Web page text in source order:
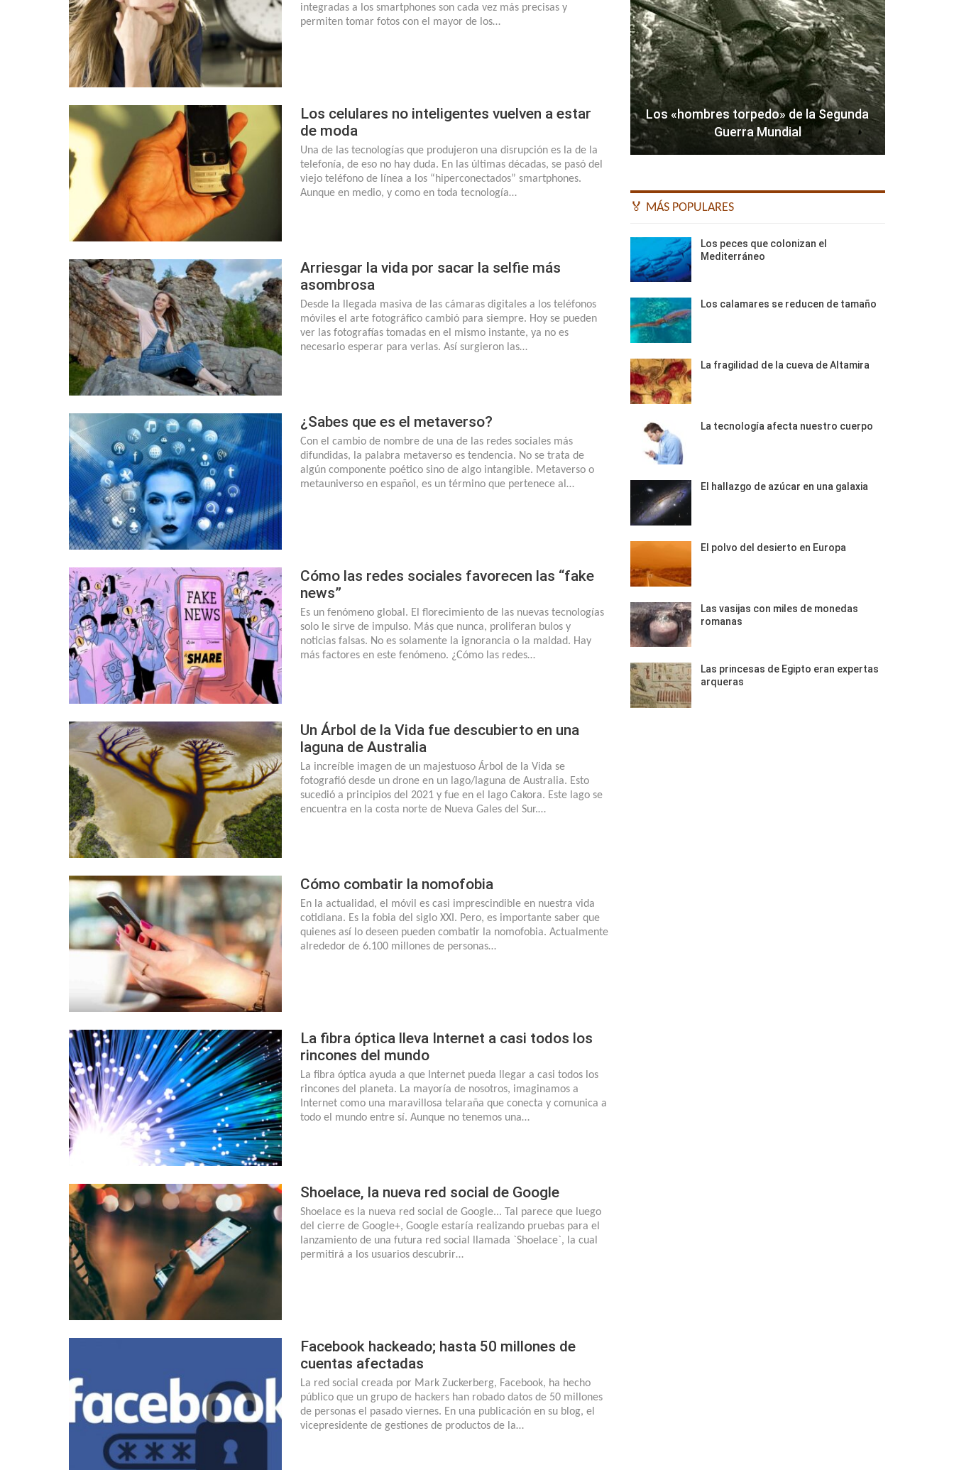
integradas a los smartphones son cada vez más precisas y
permiten tomar fotos con el mayor de los…
Los celulares no inteligentes vuelven a estar
de moda
Una de las tecnologías que produjeron una disrupción es la de la
telefonía, de eso no hay duda. En las últimas décadas, se pasó del
viejo teléfono de línea a los “hiperconectados” smartphones.
Aunque en medio, y como en toda tecnología…
Arriesgar la vida por sacar la selfie más
asombrosa
Desde la llegada masiva de las cámaras digitales a los teléfonos
móviles el arte fotográfico cambió para siempre. Hoy se pueden
ver las fotografías tomadas en el mismo instante, ya no es
necesario esperar para verlas. Así surgieron las…
¿Sabes que es el metaverso?
Con el cambio de nombre de una de las redes sociales más
difundidas, la palabra metaverso es tendencia. No se trata de
algún componente poético sino de algo intangible. Metaverso o
metauniverso en español, es un término que pertenece al…
Cómo las redes sociales favorecen las “fake
news”
Es un fenómeno global. El florecimiento de las nuevas tecnologías
solo le sirve de impulso. Más que nunca, proliferan bulos y
noticias falsas. No es solamente la ignorancia o la maldad. Hay
más factores en este fenómeno. ¿Cómo las redes…
Un Árbol de la Vida fue descubierto en una
laguna de Australia
La increíble imagen de un majestuoso Árbol de la Vida se
fotografió desde un drone en un lago/laguna de Australia. Esto
sucedió a principios del 2021 y fue en el lago Cakora. Este lago se
encuentra en la costa norte de Nueva Gales del Sur.…
Cómo combatir la nomofobia
En la actualidad, el móvil es casi imprescindible en nuestra vida
cotidiana. Es la fobia del siglo XXI. Pero, es importante saber que
quienes así lo deseen pueden combatir la nomofobia. Actualmente
alrededor de 6.100 millones de personas…
La fibra óptica lleva Internet a casi todos los
rincones del mundo
La fibra óptica ayuda a que Internet pueda llegar a casi todos los
rincones del planeta. La mayoría de nosotros, imaginamos a
Internet como una maravillosa telaraña que conecta y comunica a
todo el mundo entre sí. Aunque no tenemos una…
Shoelace, la nueva red social de Google
Shoelace es la nueva red social de Google... Tal parece que luego
del cierre de Google+, Google estaría realizando pruebas para el
lanzamiento de una futura red social llamada `Shoelace`, la cual
permitirá a los usuarios descubrir…
Facebook hackeado; hasta 50 millones de
cuentas afectadas
La red social creada por Mark Zuckerberg, Facebook, ha hecho
público que un grupo de hackers han robado datos de 50 millones
de personas el pasado viernes. En una publicación en su blog, el
vicepresidente de gestiones de productos de la…
Los «hombres torpedo» de la Segunda
Guerra Mundial
🏅 MÁS POPULARES
Los peces que colonizan el
Mediterráneo
Los calamares se reducen de tamaño
La fragilidad de la cueva de Altamira
La tecnología afecta nuestro cuerpo
El hallazgo de azúcar en una galaxia
El polvo del desierto en Europa
Las vasijas con miles de monedas
romanas
Las princesas de Egipto eran expertas
arqueras